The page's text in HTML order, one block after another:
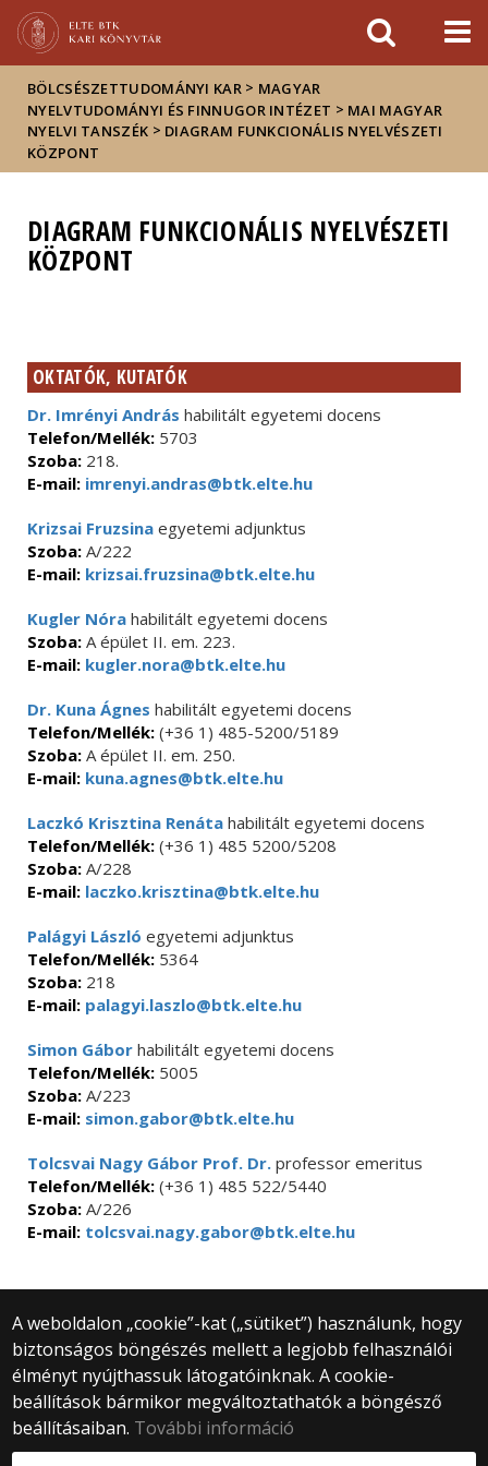
sajtóban
BÖLCSÉSZETTUDOMÁNYI KAR > MAGYAR
NYELVTUDOMÁNYI ÉS FINNUGOR INTÉZET > MAI MAGYAR
NYELVI TANSZÉK > DIAGRAM FUNKCIONÁLIS NYELVÉSZETI
KÖZPONT
DIAGRAM FUNKCIONÁLIS NYELVÉSZETI
KÖZPONT
OKTATÓK, KUTATÓK
Dr. Imrényi András habilitált egyetemi docens
Telefon/Mellék: 5703
Szoba: 218.
E-mail: imrenyi.andras@btk.elte.hu
Krizsai Fruzsina egyetemi adjunktus
Szoba: A/222
E-mail: krizsai.fruzsina@btk.elte.hu
Kugler Nóra habilitált egyetemi docens
Szoba: A épület II. em. 223.
E-mail: kugler.nora@btk.elte.hu
Dr. Kuna Ágnes habilitált egyetemi docens
Telefon/Mellék: (+36 1) 485-5200/5189
Szoba: A épület II. em. 250.
E-mail: kuna.agnes@btk.elte.hu
Laczkó Krisztina Renáta habilitált egyetemi docens
Telefon/Mellék: (+36 1) 485 5200/5208
Szoba: A/228
E-mail: laczko.krisztina@btk.elte.hu
Palágyi László egyetemi adjunktus
Telefon/Mellék: 5364
Szoba: 218
E-mail: palagyi.laszlo@btk.elte.hu
Simon Gábor habilitált egyetemi docens
Telefon/Mellék: 5005
Szoba: A/223
E-mail: simon.gabor@btk.elte.hu
Tolcsvai Nagy Gábor Prof. Dr. professor emeritus
Telefon/Mellék: (+36 1) 485 522/5440
Szoba: A/226
E-mail: tolcsvai.nagy.gabor@btk.elte.hu
A weboldalon „cookie”-kat („sütiket”) használunk, hogy
biztonságos böngészés mellett a legjobb felhasználói
élményt nyújthassuk látogatóinknak. A cookie-
beállítások bármikor megváltoztathatók a böngésző
beállításaiban. További információ
© 2025 Eötvös Loránd Tudományegyetem
Minden jog fenntartva.
1053 Budapest, Egyetem tér 1–3.
Központi telefonszám: +36 1 411 6500
Webfejlesztés: